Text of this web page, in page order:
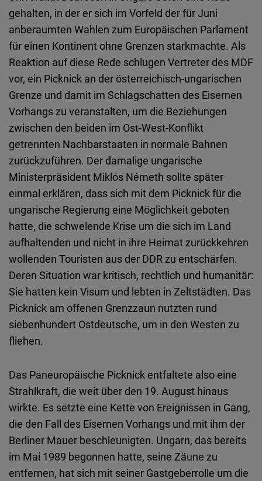
gehalten, in der er sich im Vorfeld der für Juni
anberaumten Wahlen zum Europäischen Parlament
für einen Kontinent ohne Grenzen starkmachte. Als
Reaktion auf diese Rede schlugen Vertreter des MDF
vor, ein Picknick an der österreichisch-ungarischen
Grenze und damit im Schlagschatten des Eisernen
Vorhangs zu veranstalten, um die Beziehungen
zwischen den beiden im Ost-West-Konflikt
getrennten Nachbarstaaten in normale Bahnen
zurückzuführen. Der damalige ungarische
Ministerpräsident Miklós Németh sollte später
einmal erklären, dass sich mit dem Picknick für die
ungarische Regierung eine Möglichkeit geboten
hatte, die schwelende Krise um die sich im Land
aufhaltenden und nicht in ihre Heimat zurückkehren
wollenden Touristen aus der DDR zu entschärfen.
Deren Situation war kritisch, rechtlich und humanitär:
Sie hatten kein Visum und lebten in Zeltstädten. Das
Picknick am offenen Grenzzaun nutzten rund
siebenhundert Ostdeutsche, um in den Westen zu
fliehen.
Das Paneuropäische Picknick entfaltete also eine
Strahlkraft, die weit über den 19. August hinaus
wirkte. Es setzte eine Kette von Ereignissen in Gang,
die den Fall des Eisernen Vorhangs und mit ihm der
Berliner Mauer beschleunigten. Ungarn, das bereits
im Mai 1989 begonnen hatte, seine Zäune zu
entfernen, hat sich mit seiner Gastgeberrolle um die